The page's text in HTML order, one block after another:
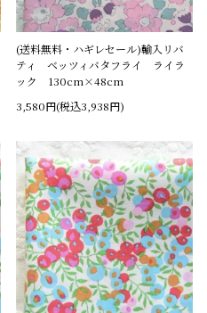
(送料無料・ハギレセール)輸入リバ
ティ ベッツィバタフライ ライラ
ック 130cm×48cm
3,580円(税込3,938円)